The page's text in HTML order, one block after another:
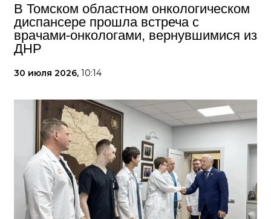
В Томском областном онкологическом
диспансере прошла встреча с
врачами-онкологами, вернувшимися из
ДНР
30 июля 2026, 10:14